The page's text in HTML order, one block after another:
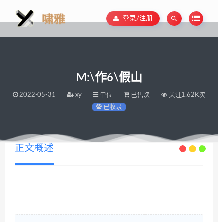
登录/注册
M:\作6\假山
2022-05-31 xy 单位 已售次
关注1.62K次
已收录
正文概述